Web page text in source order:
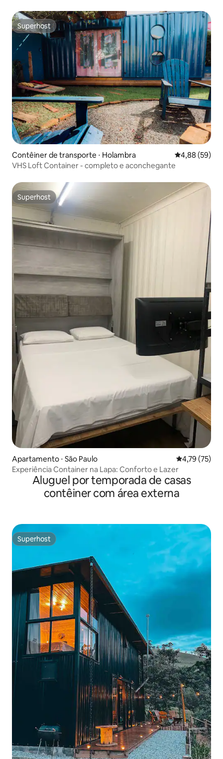
Superhost
Superhost
Contêiner de transporte ⋅ Holambra 4,88 de uma
4,88 (59)
VHS Loft Container - completo e aconchegante
Superhost
Superhost
Apartamento ⋅ São Paulo 4,79 de uma
4,79 (75)
Experiência Container na Lapa: Conforto e Lazer
Aluguel por temporada de casas
contêiner com área externa
Superhost
Superhost